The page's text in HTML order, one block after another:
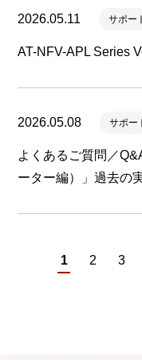
2026.05.11 サポー
AT-NFV-APL Series
2026.05.08 サポー
よくあるご質問／
ーター編）」過去の
1 2 3